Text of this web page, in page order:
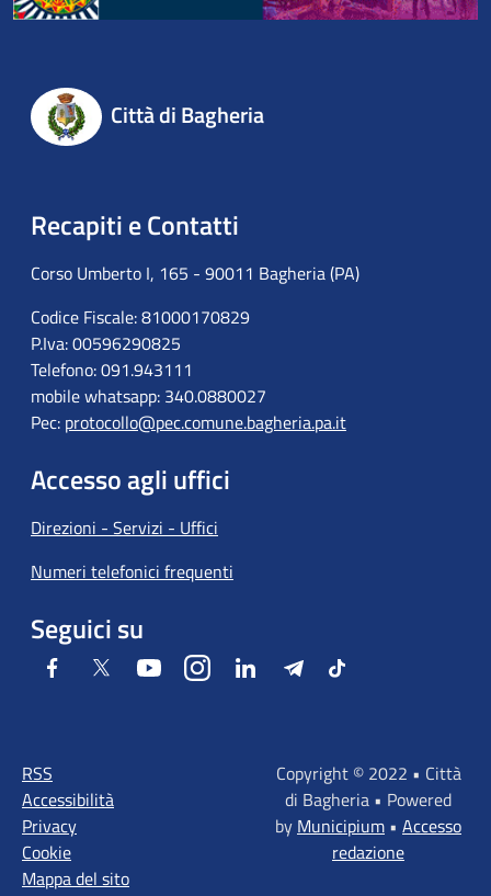
Città di Bagheria
Recapiti e Contatti
Corso Umberto I, 165 - 90011 Bagheria (PA)
Codice Fiscale: 81000170829
P.Iva: 00596290825
Telefono: 091.943111
mobile whatsapp: 340.0880027
Pec: protocollo@pec.comune.bagheria.pa.it
Accesso agli uffici
Direzioni - Servizi - Uffici
Numeri telefonici frequenti
Seguici su
Facebook Twitter YoutubeInstagramLinkedIn TelegramTiktok
RSS
Accessibilità
Privacy
Cookie
Mappa del sito
Copyright © 2022 • Città
di Bagheria • Powered
by Municipium • Accesso
redazione